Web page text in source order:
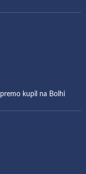
kupil na Bolhi